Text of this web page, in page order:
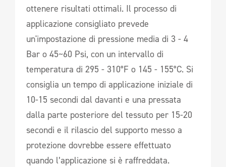
ottenere risultati ottimali. Il processo di
applicazione consigliato prevede
un'impostazione di pressione media di 3 - 4
Bar o 45~60 Psi, con un intervallo di
temperatura di 295 - 310°F o 145 - 155°C. Si
consiglia un tempo di applicazione iniziale di
10-15 secondi dal davanti e una pressata
dalla parte posteriore del tessuto per 15-20
secondi e il rilascio del supporto messo a
protezione dovrebbe essere effettuato
quando l’applicazione si è raffreddata.